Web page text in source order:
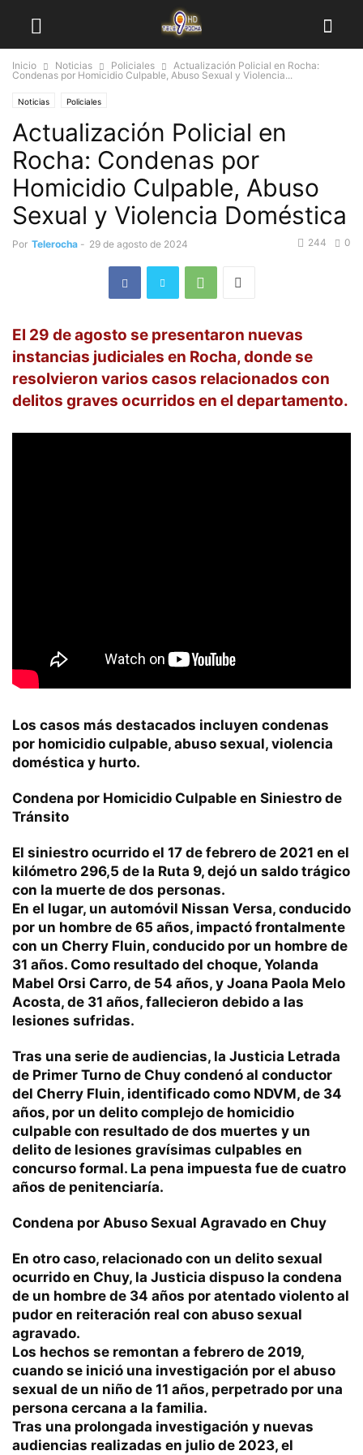
Inicio Noticias Policiales
Actualización Policial en Rocha:
Condenas por Homicidio Culpable, Abuso Sexual y Violencia...
Noticias Policiales
Actualización Policial en
Rocha: Condenas por
Homicidio Culpable, Abuso
Sexual y Violencia Doméstica
Por Telerocha - 29 de agosto de 2024 0
244
El 29 de agosto se presentaron nuevas
instancias judiciales en Rocha, donde se
resolvieron varios casos relacionados con
delitos graves ocurridos en el departamento.
Los casos más destacados incluyen condenas
por homicidio culpable, abuso sexual, violencia
doméstica y hurto.
Condena por Homicidio Culpable en Siniestro de
Tránsito
El siniestro ocurrido el 17 de febrero de 2021 en el
kilómetro 296,5 de la Ruta 9, dejó un saldo trágico
con la muerte de dos personas.
En el lugar, un automóvil Nissan Versa, conducido
por un hombre de 65 años, impactó frontalmente
con un Cherry Fluin, conducido por un hombre de
31 años. Como resultado del choque, Yolanda
Mabel Orsi Carro, de 54 años, y Joana Paola Melo
Acosta, de 31 años, fallecieron debido a las
lesiones sufridas.
Tras una serie de audiencias, la Justicia Letrada
de Primer Turno de Chuy condenó al conductor
del Cherry Fluin, identificado como NDVM, de 34
años, por un delito complejo de homicidio
culpable con resultado de dos muertes y un
delito de lesiones gravísimas culpables en
concurso formal. La pena impuesta fue de cuatro
años de penitenciaría.
Condena por Abuso Sexual Agravado en Chuy
En otro caso, relacionado con un delito sexual
ocurrido en Chuy, la Justicia dispuso la condena
de un hombre de 34 años por atentado violento al
pudor en reiteración real con abuso sexual
agravado.
Los hechos se remontan a febrero de 2019,
cuando se inició una investigación por el abuso
sexual de un niño de 11 años, perpetrado por una
persona cercana a la familia.
Tras una prolongada investigación y nuevas
audiencias realizadas en julio de 2023, el